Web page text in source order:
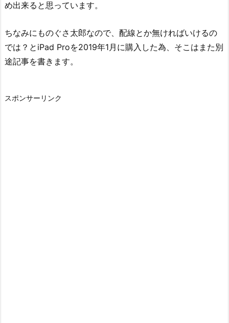
め出来ると思っています。
ちなみにものぐさ太郎なので、配線とか無ければいけるの
では？とiPad Proを2019年1月に購入した為、そこはまた別
途記事を書きます。
スポンサーリンク